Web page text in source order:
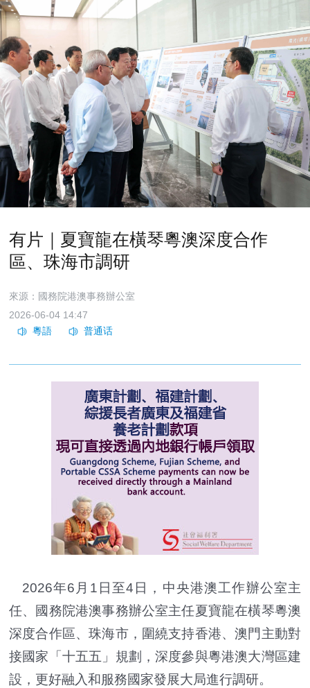
有片｜夏寶龍在橫琴粵澳深度合作
區、珠海市調研
來源：國務院港澳事務辦公室
2026-06-04 14:47
2026年6月1日至4日，中央港澳工作辦公室主
任、國務院港澳事務辦公室主任夏寶龍在橫琴粵澳
深度合作區、珠海市，圍繞支持香港、澳門主動對
接國家「 十五五 」規劃，深度參與粵港澳大灣區建
設，更好融入和服務國家發展大局進行調研。